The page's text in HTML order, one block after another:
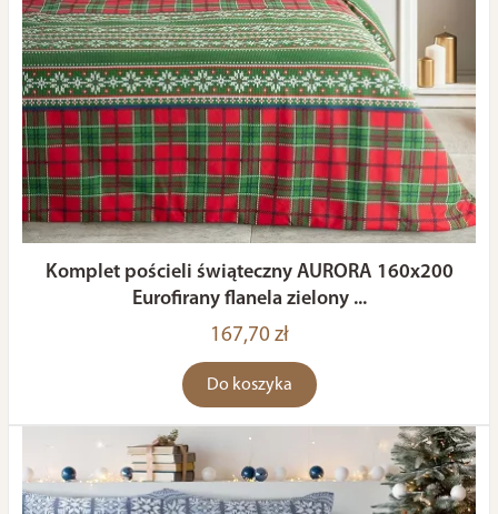
Komplet pościeli świąteczny AURORA 160x200
Eurofirany flanela zielony ...
167,70 zł
Do koszyka